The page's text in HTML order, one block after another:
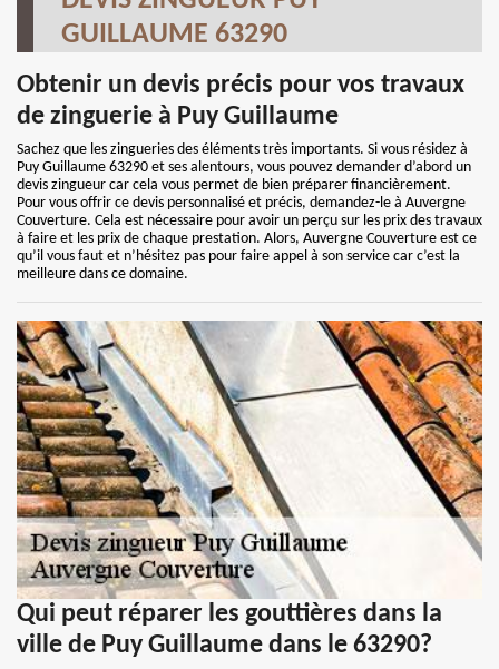
GUILLAUME 63290
Obtenir un devis précis pour vos travaux
de zinguerie à Puy Guillaume
Sachez que les zingueries des éléments très importants. Si vous résidez à
Puy Guillaume 63290 et ses alentours, vous pouvez demander d’abord un
devis zingueur car cela vous permet de bien préparer financièrement.
Pour vous offrir ce devis personnalisé et précis, demandez-le à Auvergne
Couverture. Cela est nécessaire pour avoir un perçu sur les prix des travaux
à faire et les prix de chaque prestation. Alors, Auvergne Couverture est ce
qu’il vous faut et n’hésitez pas pour faire appel à son service car c’est la
meilleure dans ce domaine.
Qui peut réparer les gouttières dans la
ville de Puy Guillaume dans le 63290?